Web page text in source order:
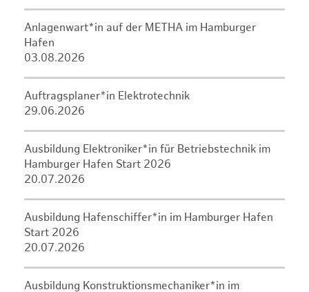
Anlagenwart*in auf der METHA im Hamburger
Hafen
03.08.2026
Auftragsplaner*in Elektrotechnik
29.06.2026
Ausbildung Elektroniker*in für Betriebstechnik im
Hamburger Hafen Start 2026
20.07.2026
Ausbildung Hafenschiffer*in im Hamburger Hafen
Start 2026
20.07.2026
Ausbildung Konstruktionsmechaniker*in im